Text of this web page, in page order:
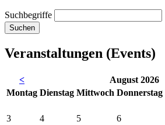
Suchbegriffe
Suchen
Veranstaltungen (Events)
<
August 2026
Montag Dienstag Mittwoch Donnerstag
3
4 5 6